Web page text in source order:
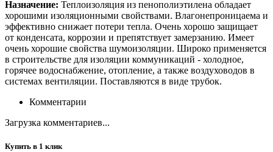
Назначение: Теплоизоляция из пенополиэтилена обладает
хорошими изоляционными свойствами. Влагонепроницаема и
эффективно снижает потери тепла. Очень хорошо защищает
от конденсата, коррозии и препятствует замерзанию. Имеет
очень хорошие свойства шумоизоляции. Широко применяется
в строительстве для изоляции коммуникаций - холодное,
горячее водоснабжение, отопление, а также воздуховодов в
системах вентиляции. Поставляются в виде трубок.
Комментарии
Загрузка комментариев...
Купить в 1 клик